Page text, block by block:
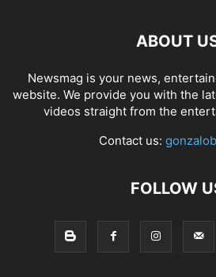
ABOUT
Newsmag is your news,
website. We provide you with the
videos straight from the
Contact us:
FOLLOW